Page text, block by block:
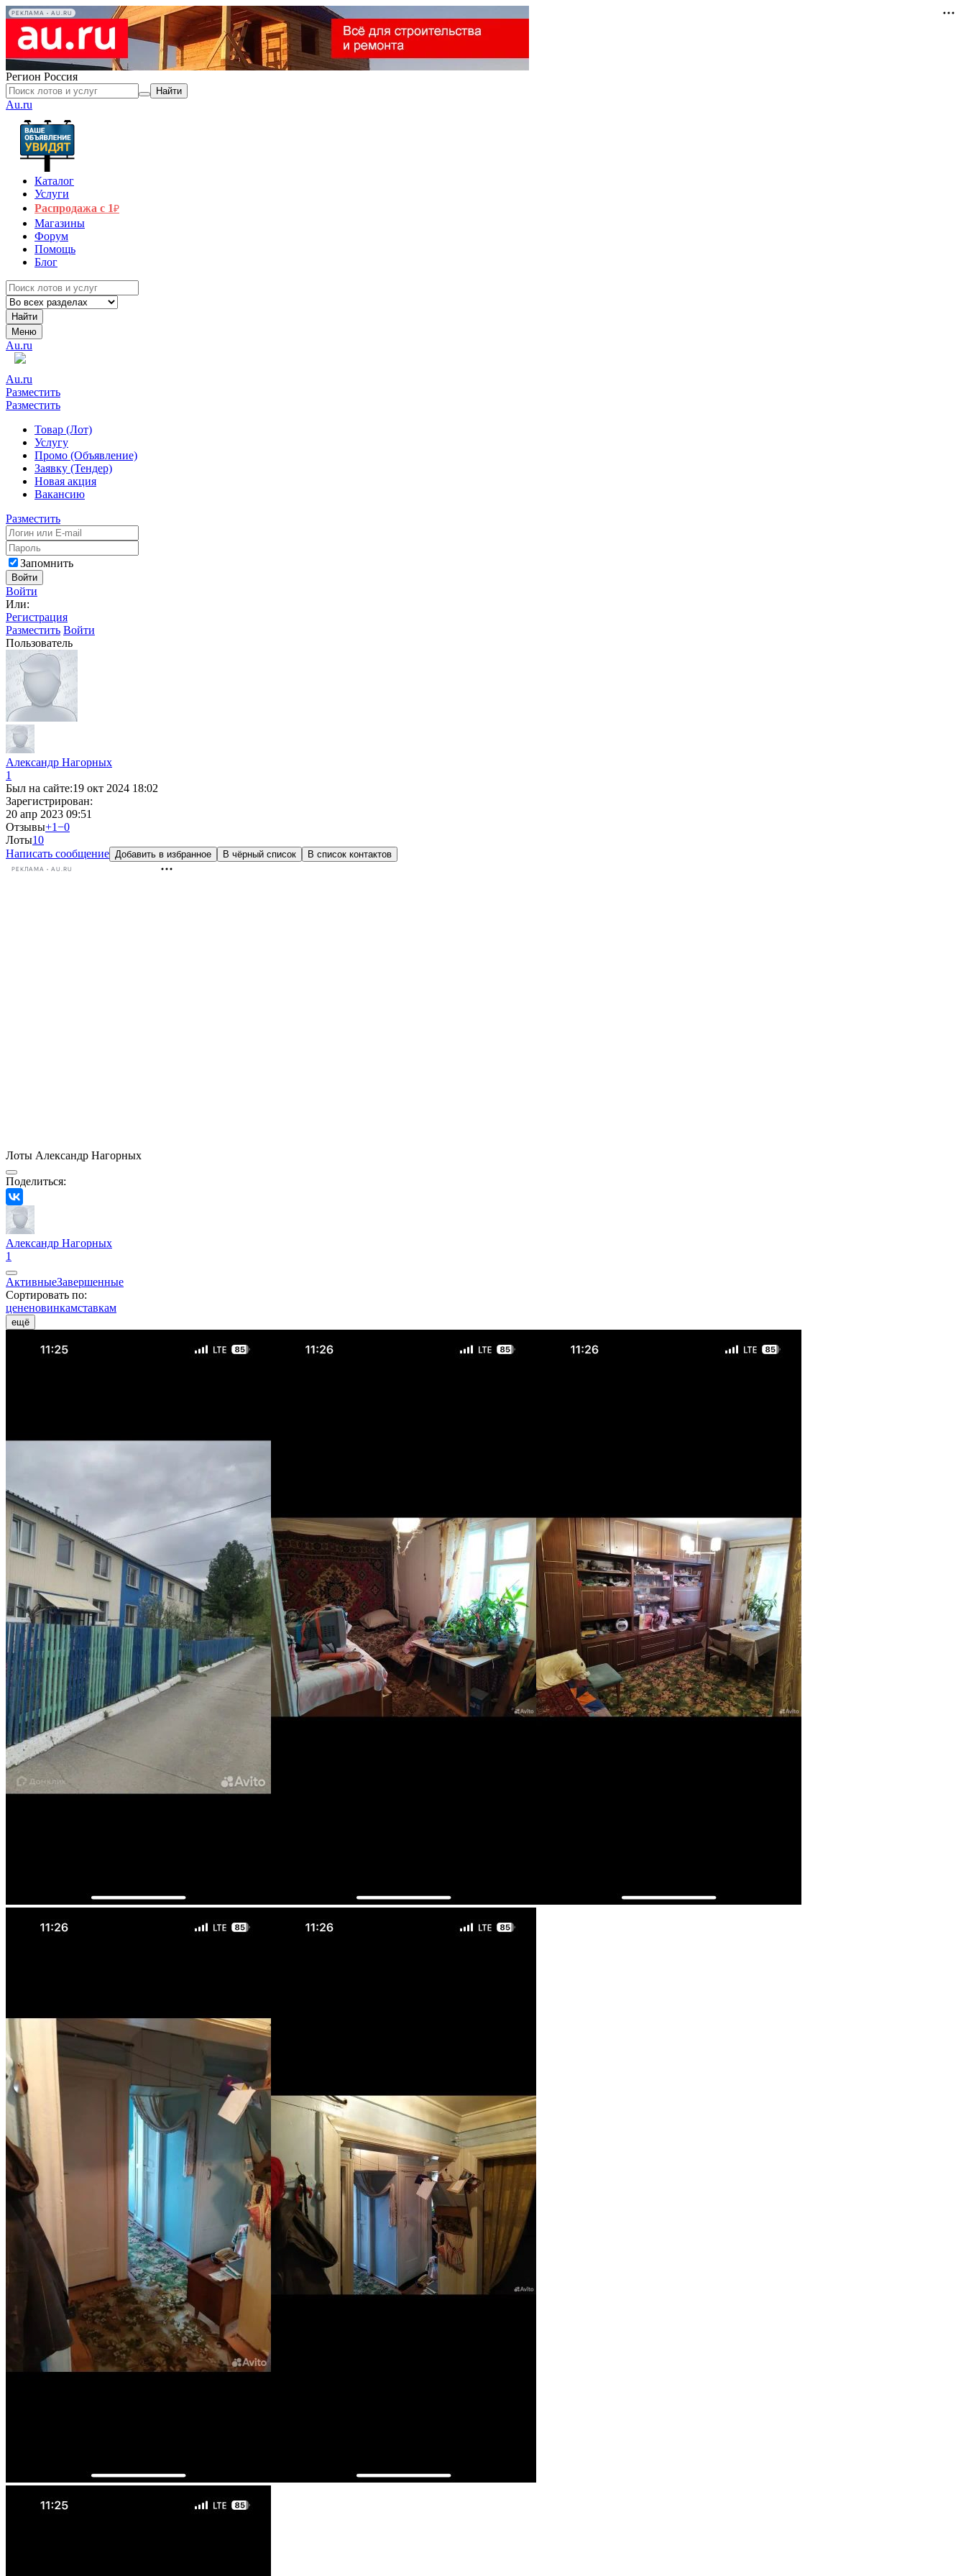
РЕКЛАМА • AU.RU
Регион Россия
Найти
Au.ru
Каталог
Услуги
Распродажа с 1₽
Магазины
Форум
Помощь
Блог
Найти
Меню
Au.ru
Au.ru
Разместить
Разместить
Товар (Лот)
Услугу
Промо (Объявление)
Заявку (Тендер)
Новая акция
Вакансию
Разместить
Запомнить
Войти
Войти
Или:
Регистрация
Разместить Войти
Пользователь
Александр Нагорных
1
Был на сайте:19 окт 2024 18:02
Зарегистрирован:
20 апр 2023 09:51
Отзывы+1−0
Лоты10
Написать сообщение Добавить в избранное В чёрный список В список контактов
РЕКЛАМА • AU.RU
Лоты Александр Нагорных
Поделиться:
Александр Нагорных
1
АктивныеЗавершенные
Сортировать по:
цененовинкамставкам
ещё